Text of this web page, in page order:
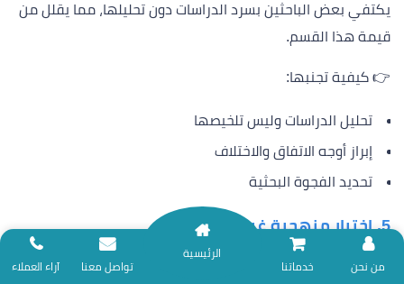
يكتفي بعض الباحثين بسرد الدراسات دون تحليلها، مما يقلل من
قيمة هذا القسم.
👉 كيفية تجنبها:
تحليل الدراسات وليس تلخيصها
إبراز أوجه الاتفاق والاختلاف
تحديد الفجوة البحثية
5. اختيار منهجية غير مناسبة
اختيار منهج لا يتناسب مع المشكلة يؤدي إلى نتائج غير دقيقة.
نلتزم بتقديم خدمات المساندة البحثية وفق ضوابط الأمانة العلمية؛ لذا نعتذر عن
آراء العملاء تواصل معنا
الرئيسية
خدماتنا
من نحن